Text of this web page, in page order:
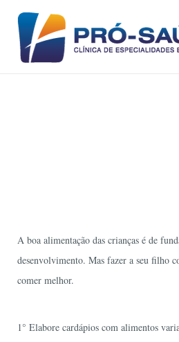
7 dicas
A boa alimentação das crianças é de
desenvolvimento. Mas fazer a seu filho
comer melhor.
1° Elabore cardápios com alimentos